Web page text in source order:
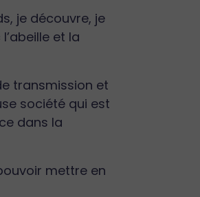
je découvre, je
et la
transmission et
société qui est
dans la
mettre en